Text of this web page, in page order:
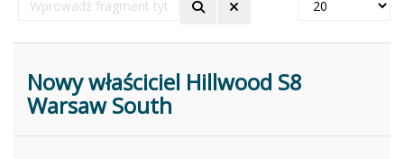
fragment
Nowy właściciel Hillwood S8
Warsaw South